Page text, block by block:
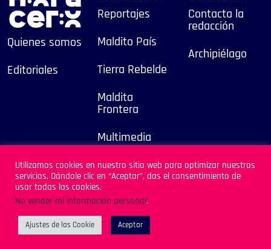
Quienes somos
Editoriales
Reportajes
Maldito País
Tierra Rebelde
Maldita
Frontera
Multimedia
2025
Contacta la
redacción
Archipiélago
Sitio Desarrollado por
Archipiélago
Utilizamos cookies en nuestro sitio web para optimizar nuestros
servicios. Dándole clic en “Aceptar”, das el consentimiento de
usar todas las cookies.
No vender mi información personal.
Ajustes de las Cookie Aceptar